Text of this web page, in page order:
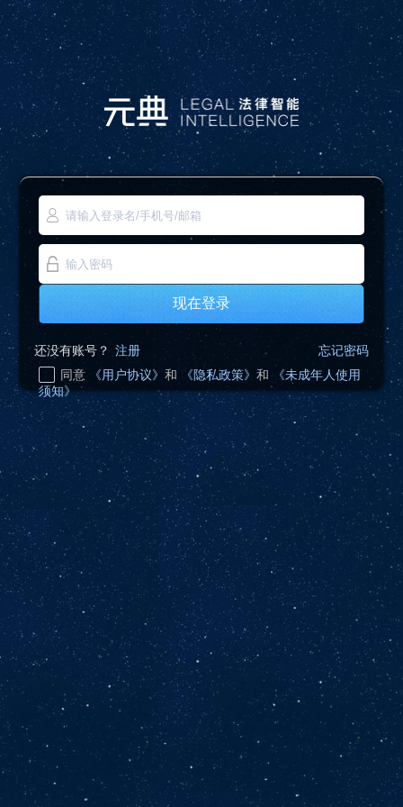
现在登录
还没有账号？ 注册
忘记密码
同意
《用户协议》 和 《隐私政策》 和
《未成年人使用
须知》